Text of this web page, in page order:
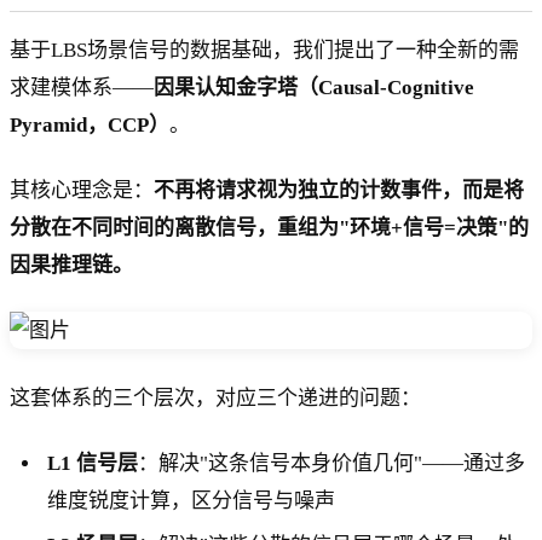
基于LBS场景信号的数据基础，我们提出了一种全新的需
求建模体系——因果认知金字塔（Causal-Cognitive
Pyramid，CCP） 。
其核心理念是： 不再将请求视为独立的计数事件，而是将
分散在不同时间的离散信号，重组为"环境+信号=决策"的
因果推理链。
这套体系的三个层次，对应三个递进的问题：
L1 信号层：解决"这条信号本身价值几何"——通过多
维度锐度计算，区分信号与噪声